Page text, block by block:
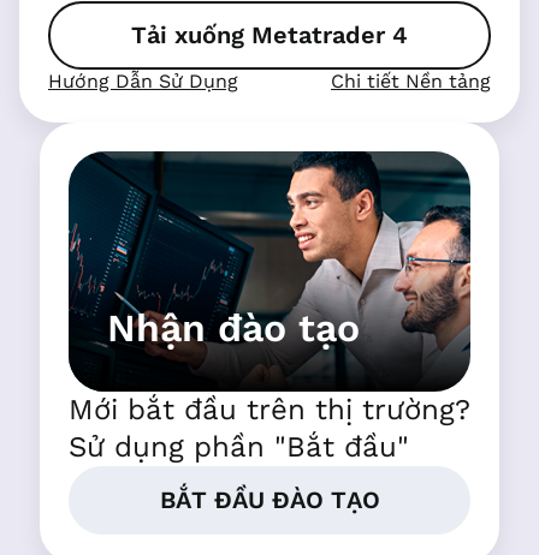
Tải xuống Metatrader 4
Hướng Dẫn Sử Dụng Chi tiết Nền tảng
Nhận đào tạo
Mới bắt đầu trên thị trường?
Sử dụng phần "Bắt đầu"
BẮT ĐẦU ĐÀO TẠO